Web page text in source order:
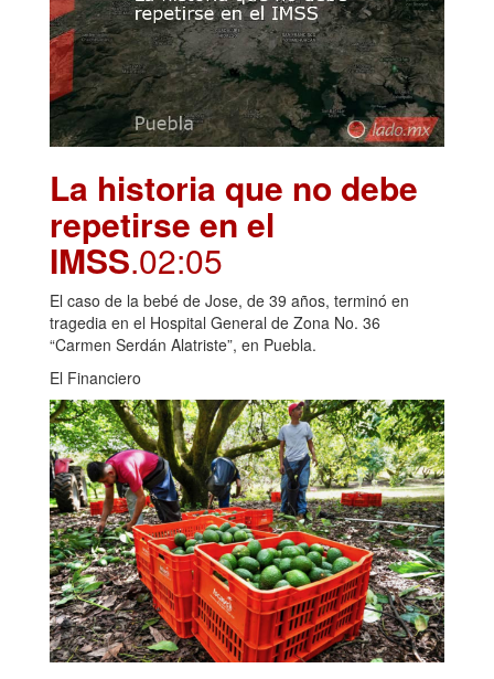
La historia que no debe
repetirse en el
IMSS.02:05
El caso de la bebé de Jose, de 39 años, terminó en
tragedia en el Hospital General de Zona No. 36
“Carmen Serdán Alatriste”, en Puebla.
El Financiero